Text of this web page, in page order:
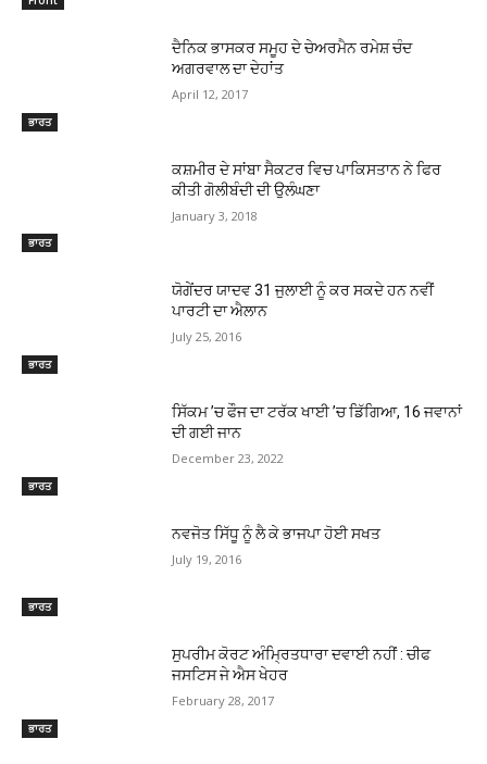
ਭਾਰਤ
ਦੈਨਿਕ ਭਾਸਕਰ ਸਮੂਹ ਦੇ ਚੇਅਰਮੈਨ ਰਮੇਸ਼ ਚੰਦ
ਅਗਰਵਾਲ ਦਾ ਦੇਹਾਂਤ
April 12, 2017
ਭਾਰਤ
ਕਸ਼ਮੀਰ ਦੇ ਸਾਂਬਾ ਸੈਕਟਰ ਵਿਚ ਪਾਕਿਸਤਾਨ ਨੇ ਫਿਰ
ਕੀਤੀ ਗੋਲੀਬੰਦੀ ਦੀ ਉਲੰਘਣਾ
January 3, 2018
ਭਾਰਤ
ਯੋਗੇਂਦਰ ਯਾਦਵ 31 ਜੁਲਾਈ ਨੂੰ ਕਰ ਸਕਦੇ ਹਨ ਨਵੀਂ
ਪਾਰਟੀ ਦਾ ਐਲਾਨ
July 25, 2016
ਭਾਰਤ
ਸਿੱਕਮ ’ਚ ਫੌਜ ਦਾ ਟਰੱਕ ਖਾਈ ’ਚ ਡਿੱਗਿਆ, 16 ਜਵਾਨਾਂ
ਦੀ ਗਈ ਜਾਨ
December 23, 2022
ਭਾਰਤ
ਨਵਜੋਤ ਸਿੱਧੂ ਨੂੰ ਲੈ ਕੇ ਭਾਜਪਾ ਹੋਈ ਸਖਤ
July 19, 2016
ਭਾਰਤ
ਸੁਪਰੀਮ ਕੋਰਟ ਅੰਮ੍ਰਿਤਧਾਰਾ ਦਵਾਈ ਨਹੀਂ : ਚੀਫ
ਜਸਟਿਸ ਜੇ ਐਸ ਖੇਹਰ
February 28, 2017